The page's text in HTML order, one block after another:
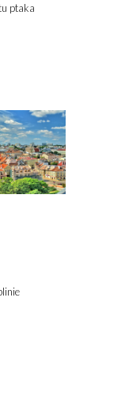
ptaka, widok na stare miasto